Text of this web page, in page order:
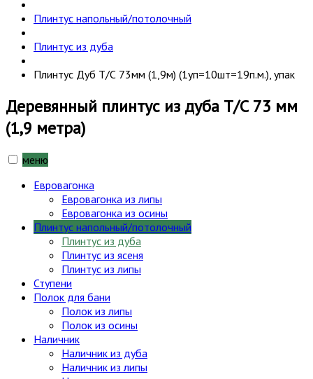
Плинтус напольный/потолочный
Плинтус из дуба
Плинтус Дуб Т/С 73мм (1,9м) (1уп=10шт=19п.м.), упак
Деревянный плинтус из дуба Т/С 73 мм
(1,9 метра)
меню
Евровагонка
Евровагонка из липы
Евровагонка из осины
Плинтус напольный/потолочный
Плинтус из дуба
Плинтус из ясеня
Плинтус из липы
Ступени
Полок для бани
Полок из липы
Полок из осины
Наличник
Наличник из дуба
Наличник из липы